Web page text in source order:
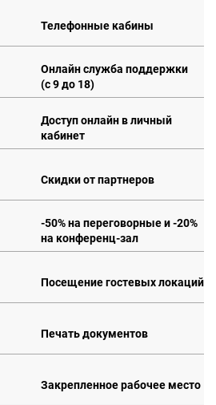
Телефонные кабины
Онлайн служба поддержки
(с 9 до 18)
Доступ онлайн в личный
кабинет
Скидки от партнеров
-50% на переговорные и -20%
на конференц-зал
Посещение гостевых локаций
Печать документов
Закрепленное рабочее место